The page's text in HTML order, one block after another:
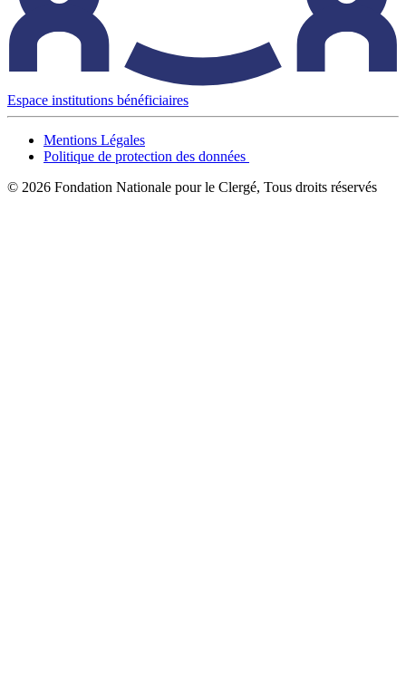
Espace institutions bénéficiaires
Mentions Légales
Politique de protection des données
© 2026 Fondation Nationale pour le Clergé, Tous droits réservés